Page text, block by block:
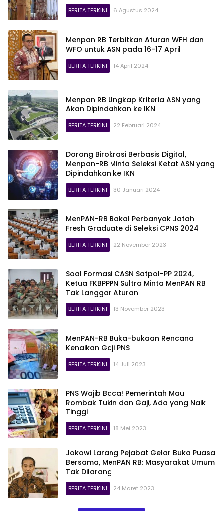
BERITA TERKINI 6 Agustus 2024
Menpan RB Terbitkan Aturan WFH dan
WFO untuk ASN pada 16-17 April
BERITA TERKINI 14 April 2024
Menpan RB Ungkap Kriteria ASN yang
Akan Dipindahkan ke IKN
BERITA TERKINI 22 Februari 2024
Dorong Birokrasi Berbasis Digital,
Menpan-RB Minta Seleksi Ketat ASN yang
Dipindahkan ke IKN
BERITA TERKINI 30 Januari 2024
MenPAN-RB Bakal Perbanyak Jatah
Fresh Graduate di Seleksi CPNS 2024
BERITA TERKINI 22 November 2023
Soal Formasi CASN Satpol-PP 2024,
Ketua FKBPPPN Sultra Minta MenPAN RB
Tak Langgar Aturan
BERITA TERKINI 13 November 2023
MenPAN-RB Buka-bukaan Rencana
Kenaikan Gaji PNS
BERITA TERKINI 14 Juli 2023
PNS Wajib Baca! Pemerintah Mau
Rombak Tukin dan Gaji, Ada yang Naik
Tinggi
BERITA TERKINI 18 Mei 2023
Jokowi Larang Pejabat Gelar Buka Puasa
Bersama, MenPAN RB: Masyarakat Umum
Tak Dilarang
BERITA TERKINI 24 Maret 2023